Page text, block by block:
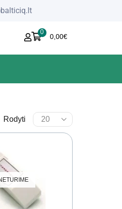
0
0,00€
Rodyti